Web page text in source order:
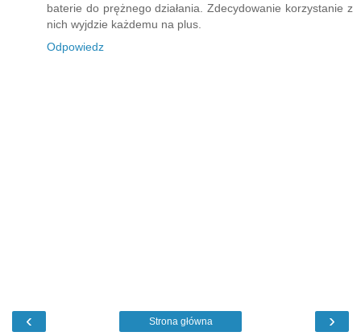
baterie do prężnego działania. Zdecydowanie korzystanie z
nich wyjdzie każdemu na plus.
Odpowiedz
‹ ›
Strona główna